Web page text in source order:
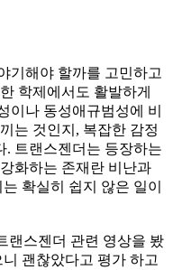
기해야 할까를 고민하고
학제에서도 활발하게
이나 동성애규범성에 비
는 것인지, 복잡한 감정
. 트랜스젠더는 등장하는
화하는 존재란 비난과
확실히 쉽지 않은 일이
랜스젠더 관련 영상을 봤
괜찮았다고 평가 하고